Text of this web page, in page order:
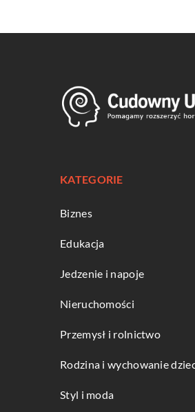
KATEGORIE
Biznes
Edukacja
Jedzenie i napoje
Nieruchomości
Przemysł i rolnictwo
Rodzina i wychowanie
Styl i moda